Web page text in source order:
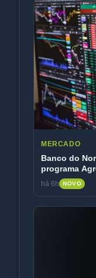
MERCADO
Banco do
programa
há 6h NOVO